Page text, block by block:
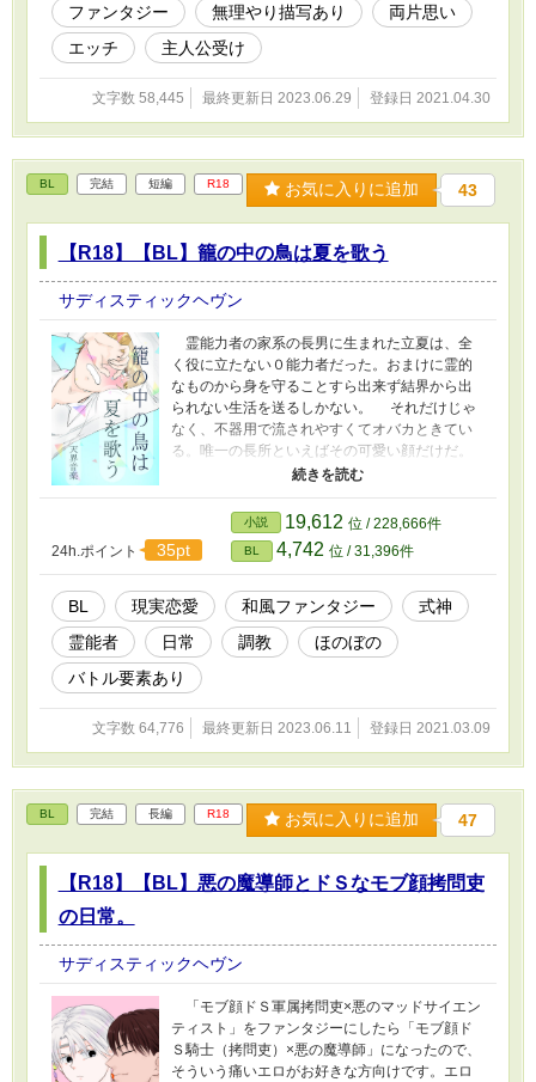
ファンタジー
無理やり描写あり
両片思い
エッチ
主人公受け
文字数 58,445 最終更新日 2023.06.29 登録日 2021.04.30
BL 完結 短編 R18 お気に入りに追加 43
【R18】【BL】籠の中の鳥は夏を歌う
サディスティックヘヴン
霊能力者の家系の長男に生まれた立夏は、全
く役に立たない０能力者だった。おまけに霊的
なものから身を守ることすら出来ず結界から出
られない生活を送るしかない。 それだけじゃ
なく、不器用で流されやすくてオバカときてい
る。唯一の長所といえばその可愛い顔だけだ。
そんな立夏の従者は、一つ年上の幼馴染みの
彼の弱味は立夏に惚れていること（！）で…。
いい加減子守りに飽きた従者は溺愛するご主
人様を自分好みに染めることにした！ ※無表
情変態攻め×おバカ流され受け。エセ関西弁注
意。受け視点。基本的にアホエロです。別タイ
トル「下男による坊っちゃん調教日誌」 ※この
作品はムーンライトノベルズでも掲載していま
す。
24h.ポイント 35pt
小説 19,612 位 / 228,666件
BL 4,742 位 / 31,396件
BL 現実恋愛 和風ファンタジー
式神
霊能者
日常 調教
ほのぼの
バトル要素あり
文字数 64,776 最終更新日 2023.06.11 登録日 2021.03.09
BL 完結 長編 R18 お気に入りに追加 47
【R18】【BL】悪の魔導師とドＳなモブ顔拷問吏
の日常。
サディスティックヘヴン
「モブ顔ドＳ軍属拷問吏×悪のマッドサイエン
ティスト」をファンタジーにしたら「モブ顔ド
Ｓ騎士（拷問吏）×悪の魔導師」になったので、
そういう痛いエロがお好きな方向けです。エロ